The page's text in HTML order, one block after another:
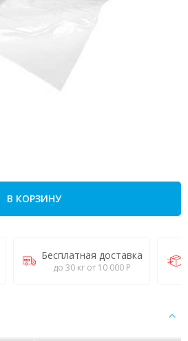
В КОРЗИНУ
Бесплатная доставка
до 30 кг от 10 000 Р